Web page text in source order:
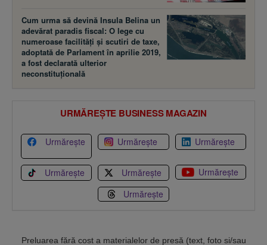
Cum urma să devină Insula Belina un
adevărat paradis fiscal: O lege cu
numeroase facilităţi şi scutiri de taxe,
adoptată de Parlament în aprilie 2019,
a fost declarată ulterior
neconstituţională
URMĂREȘTE BUSINESS MAGAZIN
Urmărește Urmărește Urmărește
Urmărește Urmărește
Urmărește
Urmărește
Preluarea fără cost a materialelor de presă (text, foto si/sau